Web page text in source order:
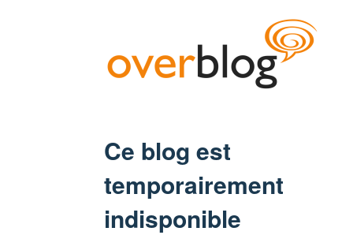
Ce blog est
temporairement
indisponible